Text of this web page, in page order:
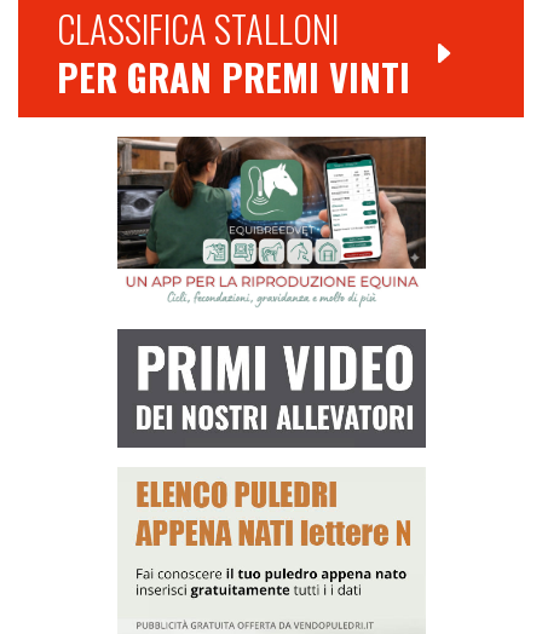
CLASSIFICA STALLONI
PER GRAN PREMI VINTI